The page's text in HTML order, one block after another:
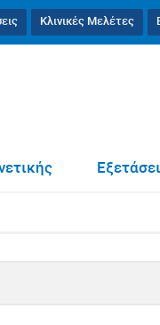
Κλινικές Μελέτες